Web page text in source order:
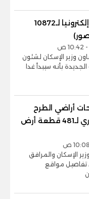
تفاصيل وموعد الحجز إلكترونيا لـ10872
وزير الإسكان لشئون
بأنه سيبدأ غدا
أراضي الطرح
الثاني للتخصيص الفوري لـ481 قطعة أرض
الإسكان والمرافق
تفاصيل مواقع